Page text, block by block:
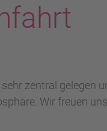
zentral gelegen
Wir freuen